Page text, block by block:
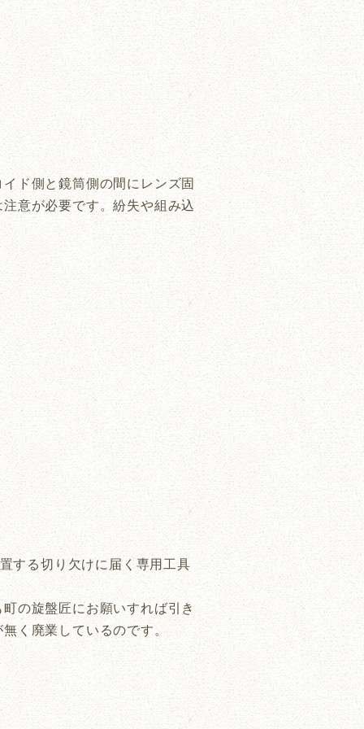
ド側と鏡筒側の間にレンズ固
意が必要です。紛失や組み込
する切り欠けに届く専用工具
の旋盤匠にお願いすれば引き
く廃業しているのです。